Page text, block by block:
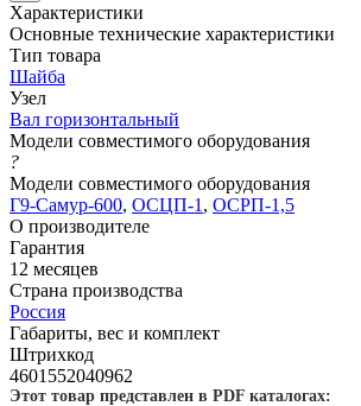
Характеристики
Основные технические характеристики
Тип товара
Шайба
Узел
Вал горизонтальный
Модели совместимого оборудования
?
Модели совместимого оборудования
Г9-Самур-600, ОСЦП-1 , ОСРП-1,5
О производителе
Гарантия
12 месяцев
Страна производства
Россия
Габариты, вес и комплект
Штрихкод
4601552040962
Этот товар представлен в PDF каталогах: